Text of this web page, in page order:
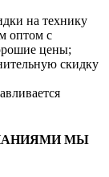
на технику
оптом с
цены;
скидку
МЫ